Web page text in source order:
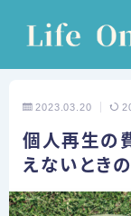
MENU
債務整理
任意整理
2023.03.20
個人再生の
えないとき